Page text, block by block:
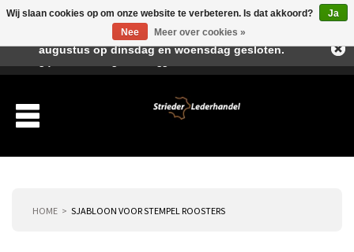
HOME SJABLOON VOOR STEMPEL ROOSTERS
Wij slaan cookies op om onze website te verbeteren. Is dat akkoord?
Ja
Nee
Meer over cookies »
Beste klant, I.v.m. de vakantieperiode zijn wij in juli en
augustus op dinsdag en woensdag gesloten.